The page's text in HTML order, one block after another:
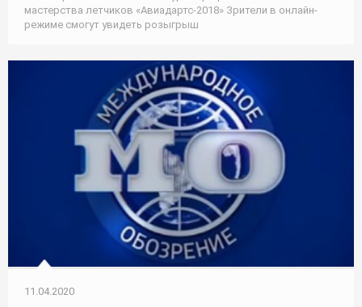
мастерства летчиков «Авиадартс-2018» Зрители в онлайн-
режиме смогут увидеть розыгрыш
11.04.2020